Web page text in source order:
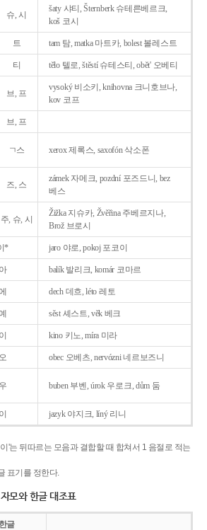
슈, 시
šaty 샤티, Šternberk 슈테른베르크,
koš 코시
트 tam 탐, matka 마트카, bolest 볼레스트
티 tělo 텔로, štěstí 슈테스티, obět' 오베티
브, 프
vysoký 비소키, knihovna 크니호브나,
kov 코프
브, 프
ㄱ스 xerox 제록스, saxofón 삭소폰
즈, 스
zámek 자메크, pozdní 포즈드니, bez
베스
주, 슈, 시
Žižka 지슈카, Žvěřina 주베르지나,
Brož 브로시
* jaro 야로, pokoj 포코이
아 balík 발리크, komár 코마르
dech 데흐, léto 레토
sěst 셰스트, věk 베크
이 kino 키노, míra 미라
오 obec 오베츠, nervózni 네르보즈니
우 buben 부벤, úrok 우로크, dům 둠
이 jazyk야지크, líný 리니
이'는 뒤따르는 모음과 결합할 때 합쳐서 1 음절로 적는
표기를 정한다.
모와 한글 대조표
한글